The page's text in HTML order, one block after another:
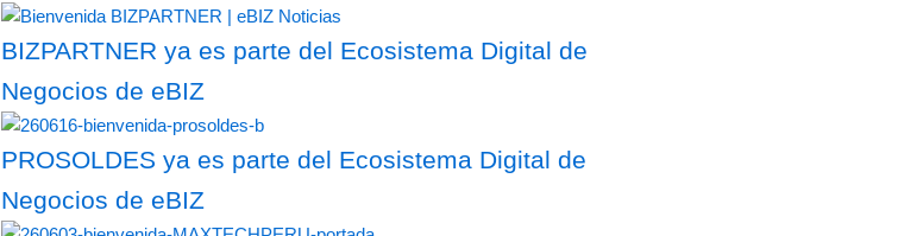
BIZPARTNER ya es parte del Ecosistema Digital de
Negocios de eBIZ
PROSOLDES ya es parte del Ecosistema Digital de
Negocios de eBIZ